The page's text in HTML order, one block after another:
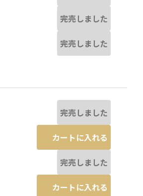
完売しました
完売しました
完売しました
カートに入れる
完売しました
カートに入れる